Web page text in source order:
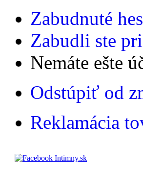
Zabudnuté
Zabudli ste
Nemáte ešte
Odstúpiť od
Reklamácia